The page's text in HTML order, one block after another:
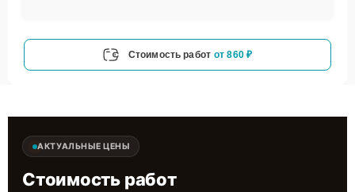
Стоимость работ от 860 ₽
АКТУАЛЬНЫЕ ЦЕНЫ
Стоимость работ